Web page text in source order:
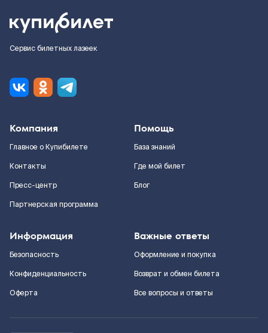
Сервис билетных лазеек
Компания
Главное о Купибилете
Контакты
Пресс-центр
Партнерская программа
Помощь
База знаний
Где мой билет
Блог
Информация
Безопасность
Конфиденциальность
Оферта
Важные ответы
Оформление и покупка
Возврат и обмен билета
Все вопросы и ответы